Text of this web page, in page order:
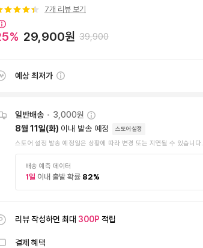
7개 리뷰 보기
% 29,900원 39,900
예상 최저가
일반배송 • 3,000원
8월 11일(화) 이내 발송 예정 스토어설정
스토어 설정 발송 예정일은 상황에 따라 변경 또는 지연될 수 있습니다.
배송 예측 데이터
1일 이내 출발 확률 82%
리뷰 작성하면 최대 300P 적립
결제 혜택